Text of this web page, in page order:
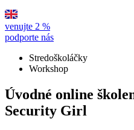
venujte 2 %
podporte nás
Stredoškoláčky
Workshop
Úvodné online
Security Girl